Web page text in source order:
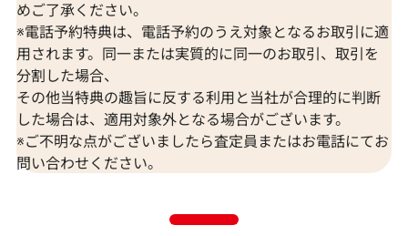
めご了承ください。
※電話予約特典は、電話予約のうえ対象となるお取引に適
用されます。同一または実質的に同一のお取引、取引を
分割した場合、
その他当特典の趣旨に反する利用と当社が合理的に判断
した場合は、適用対象外となる場合がございます。
※ご不明な点がございましたら査定員またはお電話にてお
問い合わせください。